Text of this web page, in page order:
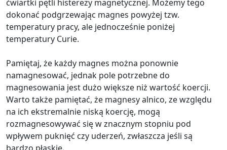
ćwiartki pętli histerezy magnetycznej. Możemy tego
dokonać podgrzewając magnes powyżej tzw.
temperatury pracy, ale jednocześnie poniżej
temperatury Curie.
Pamiętaj, że każdy magnes można ponownie
namagnesować, jednak pole potrzebne do
magnesowania jest dużo większe niż wartość koercji.
Warto także pamiętać, że magnesy alnico, ze względu
na ich ekstremalnie niską koercję, mogą
rozmagnesowywać się w znacznym stopniu pod
wpływem puknięć czy uderzeń, zwłaszcza jeśli są